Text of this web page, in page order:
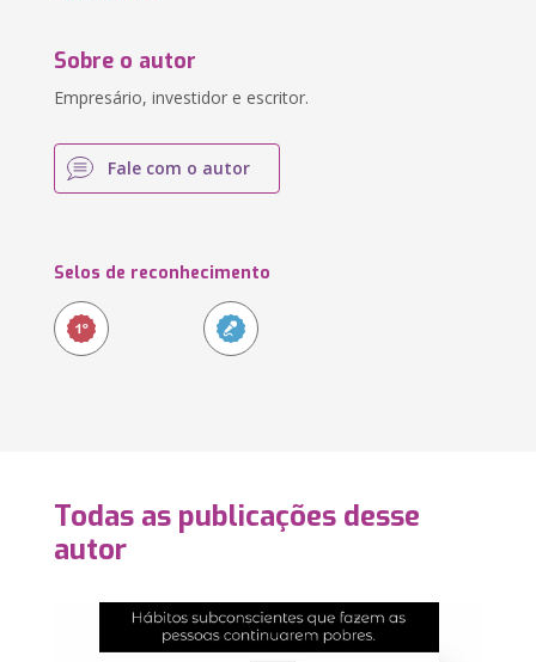
Sobre o autor
Empresário, investidor e escritor.
Fale com o autor
Selos de reconhecimento
Todas as publicações desse
autor